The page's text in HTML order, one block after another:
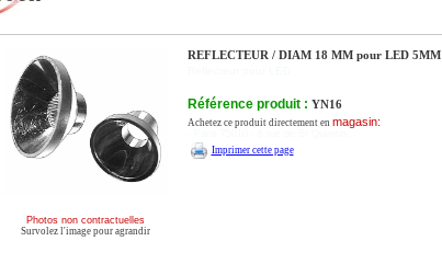
Photos non contractuelles
Survolez l'image pour agrandir
REFLECTEUR / DIAM 18 MM pour LED 5MM
Référence produit : YN16
Achetez ce produit directement en magasin:
Imprimer cette page